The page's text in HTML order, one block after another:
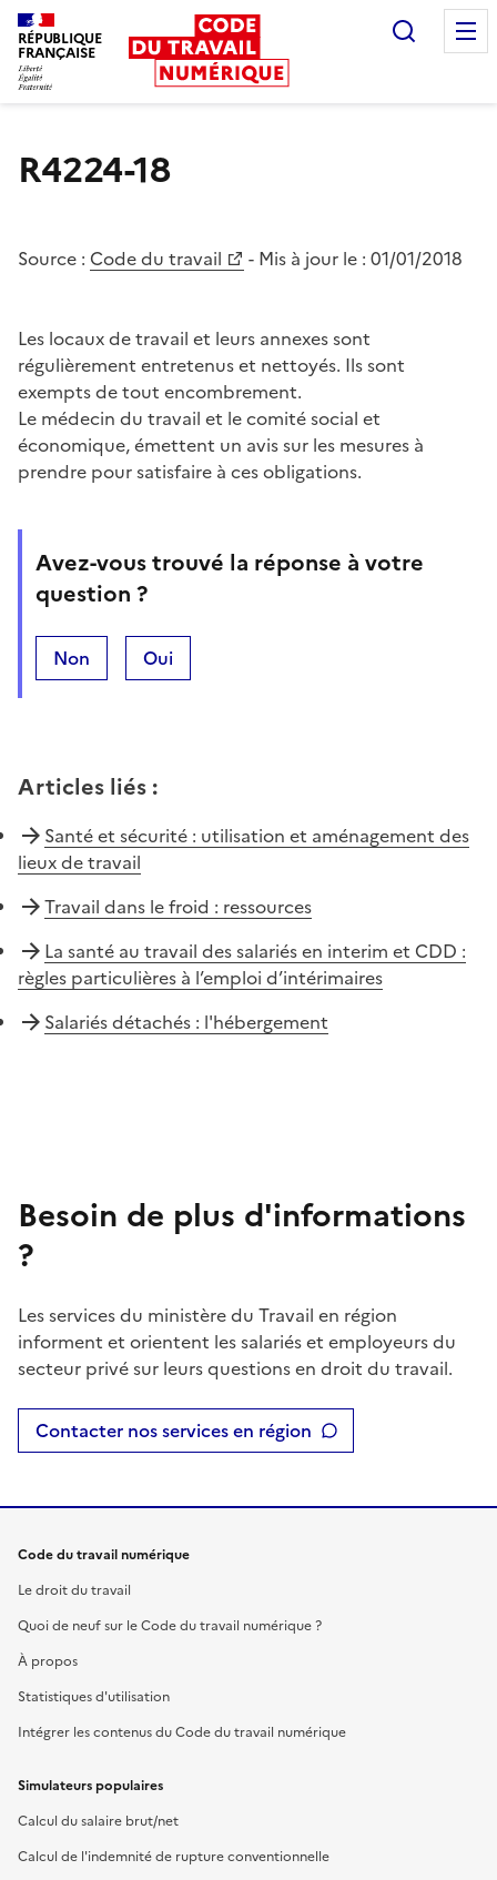
RÉPUBLIQUE
FRANÇAISE
R4224-18
Source : Code du travail - Mis à jour le : 01/01/2018
Les locaux de travail et leurs annexes sont
régulièrement entretenus et nettoyés. Ils sont
exempts de tout encombrement.
Le médecin du travail et le comité social et
économique, émettent un avis sur les mesures à
prendre pour satisfaire à ces obligations.
Avez-vous trouvé la réponse à votre
question ?
Non Oui
Articles liés :
Santé et sécurité : utilisation et aménagement des
lieux de travail
Travail dans le froid : ressources
La santé au travail des salariés en interim et CDD :
règles particulières à l’emploi d’intérimaires
Salariés détachés : l'hébergement
Besoin de plus d'informations
?
Les services du ministère du Travail en région
informent et orientent les salariés et employeurs du
secteur privé sur leurs questions en droit du travail.
Contacter nos services en région
Code du travail numérique
Le droit du travail
Quoi de neuf sur le Code du travail numérique ?
À propos
Statistiques d'utilisation
Intégrer les contenus du Code du travail numérique
Simulateurs populaires
Calcul du salaire brut/net
Calcul de l'indemnité de rupture conventionnelle